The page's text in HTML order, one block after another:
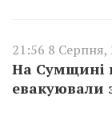
21:56 8 Серпня,
На Сумщині
евакуювали